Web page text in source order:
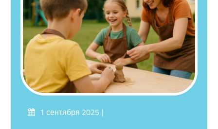
Опубликовано
1 сентября 2025